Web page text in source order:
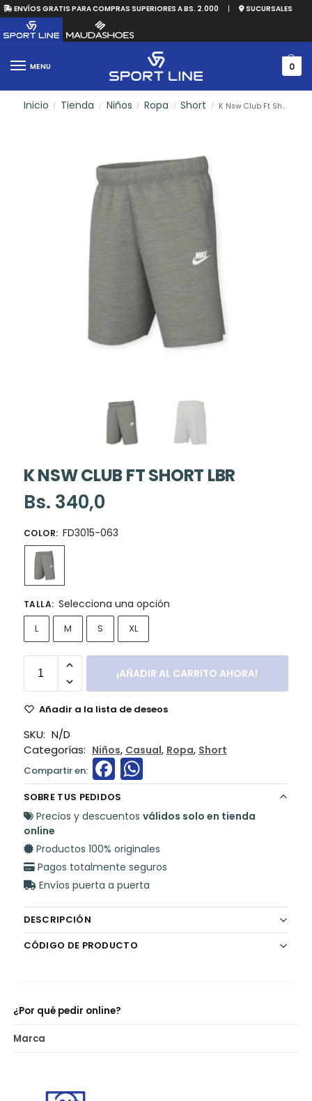
ENVÍOS GRATIS PARA COMPRAS SUPERIORES A BS. 2.000 | SUCURSALES
MENU 0
Inicio / Tienda / Niños / Ropa / Short / K Nsw Club Ft Short Lbr
K NSW CLUB FT SHORT LBR
Bs. 340,0
COLOR: FD3015-063
TALLA: Selecciona una opción
L M S XL
¡AÑADIR AL CARRITO AHORA!
Añadir a la lista de deseos
SKU: N/D
Categorías: Niños, Casual, Ropa, Short
F
a
c
b
o
o
k
W
h
a
A
p
p
SOBRE TUS PEDIDOS
Precios y descuentos válidos solo en tienda
online
Productos 100% originales
Pagos totalmente seguros
Envíos puerta a puerta
DESCRIPCIÓN
CÓDIGO DE PRODUCTO
¿Por qué pedir online?
Marca